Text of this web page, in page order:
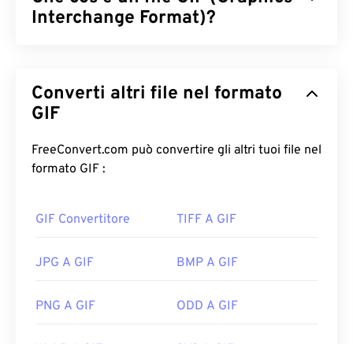
Interchange Format)?
creare immagini semplici utilizzando ilmodello di
colore RGB
senza perdita di datie supporta l'animazione senza
audio. L'uso più comune del GIF è in forma animata
su Internet.
Come aprire un file GIF?
GIF, il che gli conferisce un netto vantaggio
Converti altri file nel formato
GIF
FreeConvert.com può convertire gli altri tuoi file nel
formato GIF :
GIF Convertitore TIFF A GIF
JPG A GIF BMP A GIF
PNG A GIF ODD A GIF